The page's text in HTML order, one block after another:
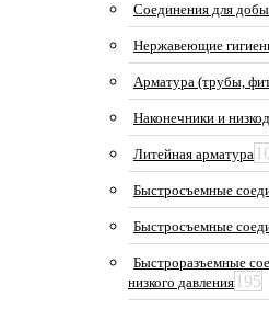
Соединения для
Нержавеющие
Арматура (трубы,
Наконечники и
Литейная арматура
Быстросъемные
Быстросъемные
Быстроразъемные
низкого давления 195